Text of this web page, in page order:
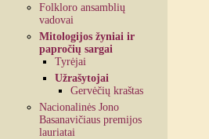
Folkloro ansamblių
vadovai
Mitologijos žyniai ir
papročių sargai
Tyrėjai
Užrašytojai
Gervėčių kraštas
Nacionalinės Jono
Basanavičiaus premijos
lauriatai